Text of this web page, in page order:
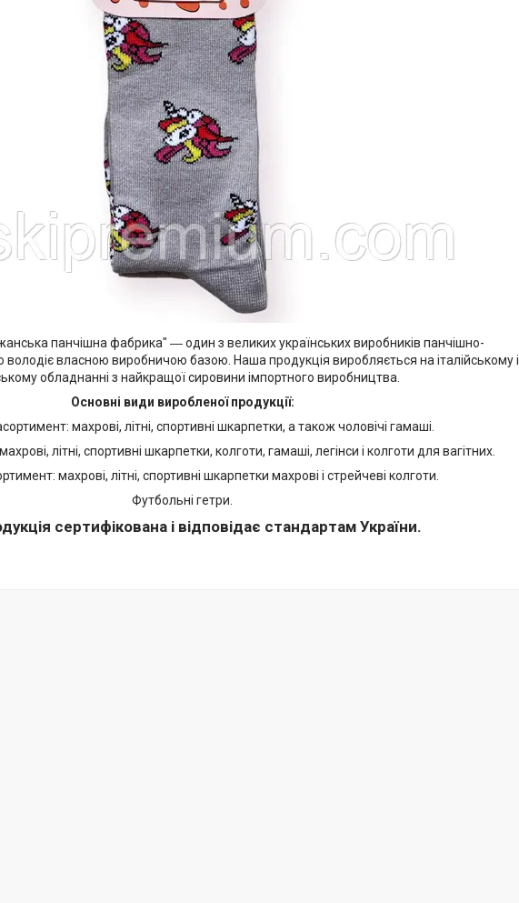
панчішна фабрика" ― один з великих українських виробників панчішно-
власною виробничою базою. Наша продукція виробляється на італійському і
обладнанні з найкращої сировини імпортного виробництва.
Основні види виробленої продукції:
махрові, літні, спортивні шкарпетки, а також чоловічі гамаші.
літні, спортивні шкарпетки, колготи, гамаші, легінси і колготи для вагітних.
махрові, літні, спортивні шкарпетки махрові і стрейчеві колготи.
Футбольні гетри.
сертифікована і відповідає стандартам України.